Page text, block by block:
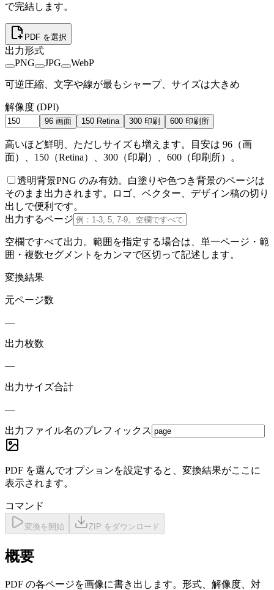
で完結します。
PDF を選択
出力形式
PNG
JPG WebP
可逆圧縮、文字や線が最もシャープ、サイズは大きめ
解像度 (DPI)
96 画面 150 Retina 300 印刷 600 印刷所
高いほど鮮明、ただしサイズも増えます。目安は 96（画
面）、150（Retina）、300（印刷）、600（印刷所）。
透明背景PNG のみ有効。白塗りや色つき背景のページは
そのまま出力されます。ロゴ、ベクター、デザイン稿の切り
出しで便利です。
出力するページ
空欄ですべて出力。範囲を指定する場合は、単一ページ・範
囲・複数セグメントをカンマで区切って記述します。
変換結果
元ページ数
—
出力枚数
—
出力サイズ合計
—
出力ファイル名のプレフィックス
PDF を選んでオプションを設定すると、変換結果がここに
表示されます。
コマンド
変換を開始 ZIP をダウンロード
概要
PDF の各ページを画像に書き出します。形式、解像度、対